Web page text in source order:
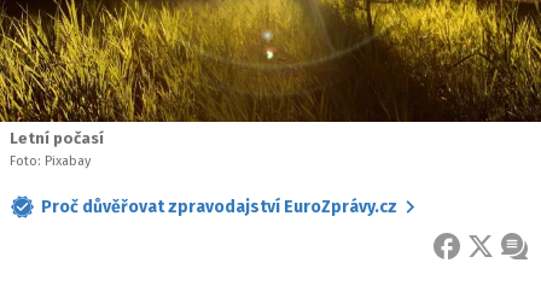
Letní počasí
Foto: Pixabay
Proč důvěřovat zpravodajství EuroZprávy.cz
FACEBOOK
X